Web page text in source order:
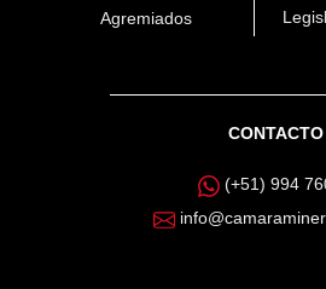
Agremiados
CONTACTO
(+51) 994